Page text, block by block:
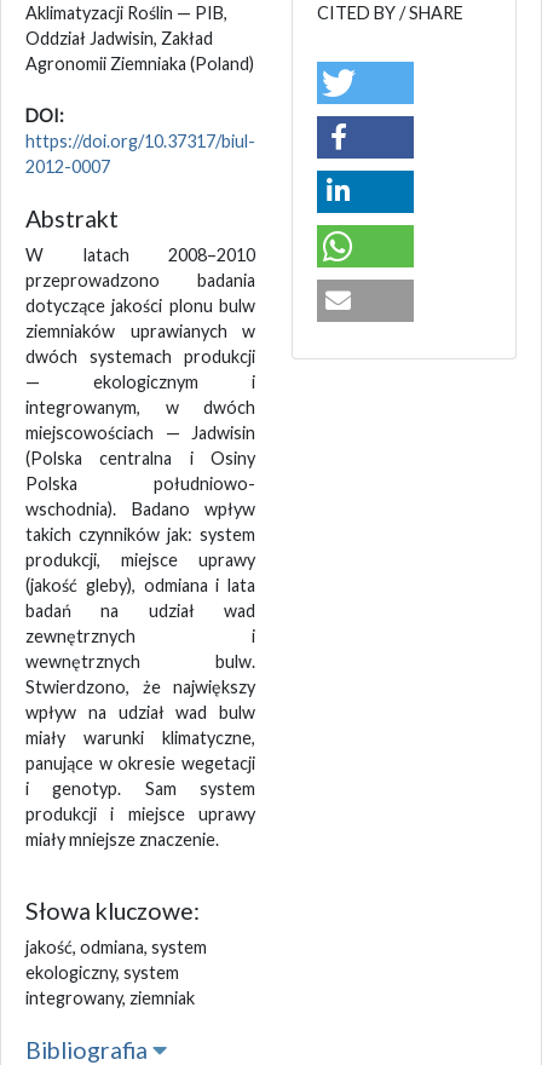
Aklimatyzacji Roślin — PIB,
Oddział Jadwisin, Zakład
Agronomii Ziemniaka (Poland)
DOI:
https://doi.org/10.37317/biul-
2012-0007
Abstrakt
W latach 2008–2010
przeprowadzono badania
dotyczące jakości plonu bulw
ziemniaków uprawianych w
dwóch systemach produkcji
— ekologicznym i
integrowanym, w dwóch
miejscowościach — Jadwisin
(Polska centralna i Osiny
Polska południowo-
wschodnia). Badano wpływ
takich czynników jak: system
produkcji, miejsce uprawy
(jakość gleby), odmiana i lata
badań na udział wad
zewnętrznych i
wewnętrznych bulw.
Stwierdzono, że największy
wpływ na udział wad bulw
miały warunki klimatyczne,
panujące w okresie wegetacji
i genotyp. Sam system
produkcji i miejsce uprawy
miały mniejsze znaczenie.
Słowa kluczowe:
jakość, odmiana, system
ekologiczny, system
integrowany, ziemniak
Bibliografia
CITED BY / SHARE